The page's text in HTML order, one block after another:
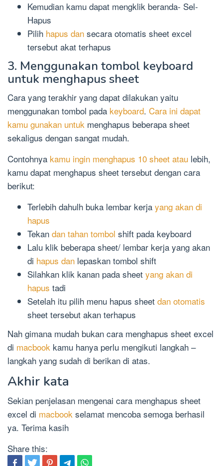
Kemudian kamu dapat mengklik beranda- Sel-
Hapus
Pilih hapus dan secara otomatis sheet excel
tersebut akat terhapus
3. Menggunakan tombol keyboard
untuk menghapus sheet
Cara yang terakhir yang dapat dilakukan yaitu
menggunakan tombol pada keyboard. Cara ini dapat
kamu gunakan untuk menghapus beberapa sheet
sekaligus dengan sangat mudah.
Contohnya kamu ingin menghapus 10 sheet atau lebih,
kamu dapat menghapus sheet tersebut dengan cara
berikut:
Terlebih dahulh buka lembar kerja yang akan di
hapus
Tekan dan tahan tombol shift pada keyboard
Lalu klik beberapa sheet/ lembar kerja yang akan
di hapus dan lepaskan tombol shift
Silahkan klik kanan pada sheet yang akan di
hapus tadi
Setelah itu pilih menu hapus sheet dan otomatis
sheet tersebut akan terhapus
Nah gimana mudah bukan cara menghapus sheet excel
di macbook kamu hanya perlu mengikuti langkah –
langkah yang sudah di berikan di atas.
Akhir kata
Sekian penjelasan mengenai cara menghapus sheet
excel di macbook selamat mencoba semoga berhasil
ya. Terima kasih
Share this: